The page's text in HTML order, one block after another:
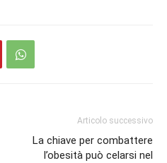
Articolo successivo
La chiave per combattere
l’obesità può celarsi nel